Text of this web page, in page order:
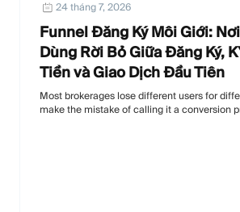
24 tháng 7, 2026
Funnel Đăng Ký Môi Giới:
Dùng Rời Bỏ Giữa Đăng Ký,
Tiền và Giao Dịch Đầu Tiên
Most brokerages lose different users for
make the mistake of calling it a conversion